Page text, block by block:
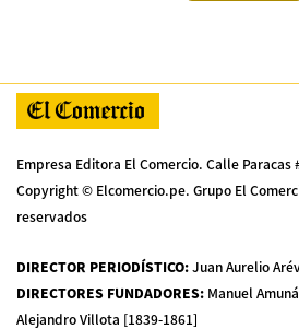
Empresa Editora El Comercio. Calle
Copyright © Elcomercio.pe. Grupo El
reservados
DIRECTOR PERIODÍSTICO:Juan Aurelio
DIRECTORES FUNDADORES: Manuel
Alejandro Villota [1839-1861]